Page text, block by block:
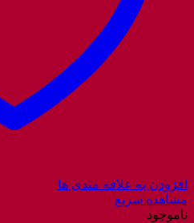
افزودن به علاقه مندی ها
مشاهده سریع
ناموجود